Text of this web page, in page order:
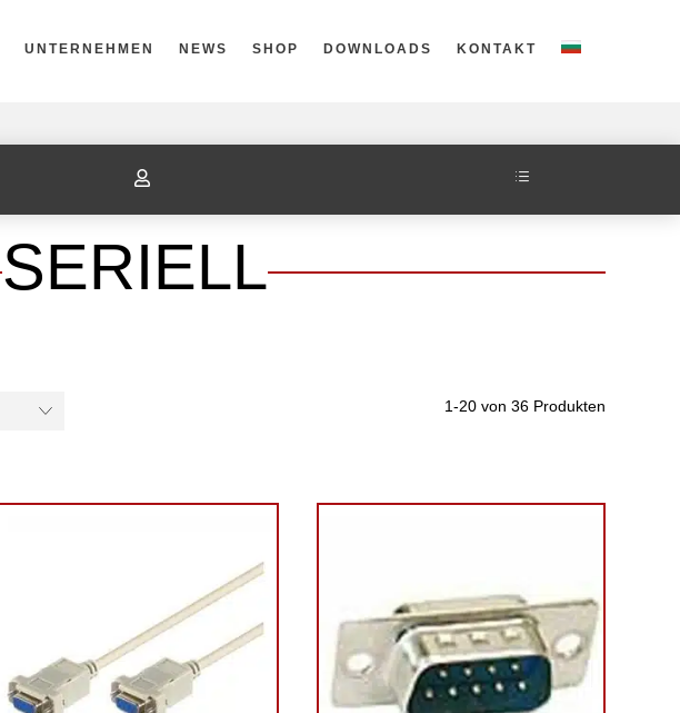
UNTERNEHMEN NEWS SHOP DOWNLOADS KONTAKT
 d
SERIELL
1-20 von 36 Produkten